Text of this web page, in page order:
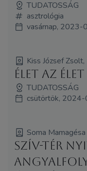
TUDATOSSÁG
asztrológia
vasárnap,
Kiss József
Élet az
TUDATOSSÁG
csütörtök,
Soma Mamagésa
Szív-tér